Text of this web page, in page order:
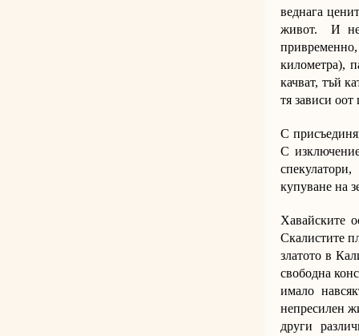
веднага
живот. И не
привременно,
километра),
качват, тъй
тя зависи оот
С
С
купуване на
Хавайските
Скалистите
златото в
свободна
имало
непресилен
други